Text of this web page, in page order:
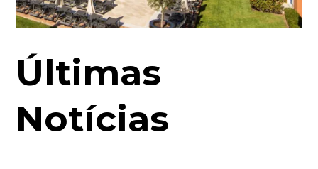
Últimas
Notícias